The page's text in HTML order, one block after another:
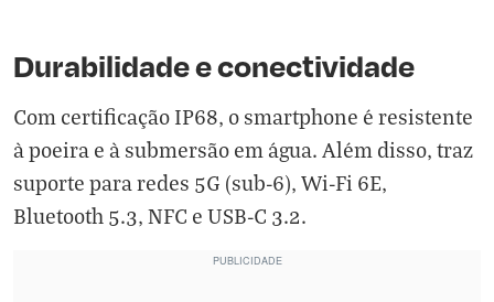
Durabilidade e conectividade
Com certificação IP68, o smartphone é resistente
à poeira e à submersão em água. Além disso, traz
suporte para redes 5G (sub-6), Wi-Fi 6E,
Bluetooth 5.3, NFC e USB-C 3.2.